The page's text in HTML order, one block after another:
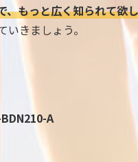
、もっと広く知られて欲
いきましょう。
A